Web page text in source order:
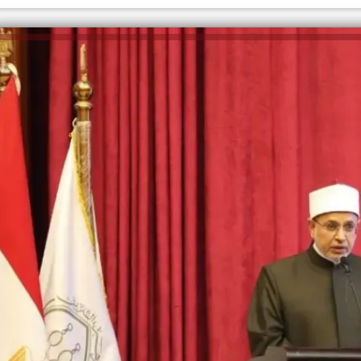
إلهام شرشر تكتب: دي مبقتش كورة..
دي سياسة
الكاتبة إلهام شرشر تهنئ الرئيس
السيسي بعيد ميلاده وتُشيد بجهوده